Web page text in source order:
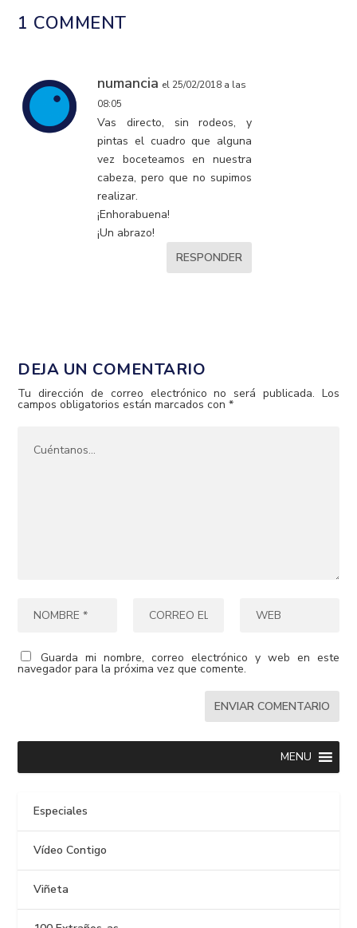
1 COMMENT
numancia el 25/02/2018 a las
08:05
Vas directo, sin rodeos, y
pintas el cuadro que alguna
vez boceteamos en nuestra
cabeza, pero que no supimos
realizar.
¡Enhorabuena!
¡Un abrazo!
RESPONDER
DEJA UN COMENTARIO
Tu dirección de correo electrónico no será publicada. Los
campos obligatorios están marcados con*
Guarda mi nombre, correo electrónico y web en este
navegador para la próxima vez que comente.
MENU
Especiales
Vídeo Contigo
Viñeta